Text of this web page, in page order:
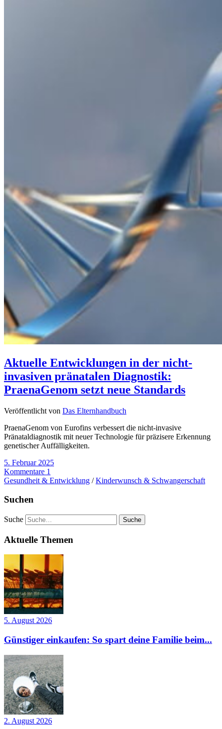
Aktuelle Entwicklungen in der nicht-
invasiven pränatalen Diagnostik:
PraenaGenom setzt neue Standards
Veröffentlicht von Das Elternhandbuch
PraenaGenom von Eurofins verbessert die nicht-invasive
Pränataldiagnostik mit neuer Technologie für präzisere Erkennung
genetischer Auffälligkeiten.
5. Februar 2025
Kommentare 1
Gesundheit & Entwicklung /Kinderwunsch & Schwangerschaft
Suchen
Suche
Aktuelle Themen
5. August 2026
Günstiger einkaufen: So spart deine Familie beim...
2. August 2026